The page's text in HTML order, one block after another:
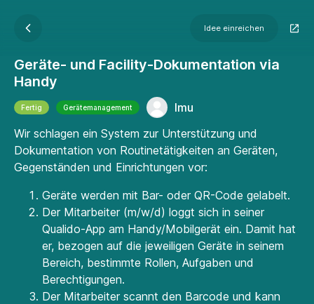
Idee einreichen
Geräte- und Facility-Dokumentation via
Handy
Fertig Gerätemanagement
lmu
Wir schlagen ein System zur Unterstützung und
Dokumentation von Routinetätigkeiten an Geräten,
Gegenständen und Einrichtungen vor:
Geräte werden mit Bar- oder QR-Code gelabelt.
Der Mitarbeiter (m/w/d) loggt sich in seiner
Qualido-App am Handy/Mobilgerät ein. Damit hat
er, bezogen auf die jeweiligen Geräte in seinem
Bereich, bestimmte Rollen, Aufgaben und
Berechtigungen.
Der Mitarbeiter scannt den Barcode und kann